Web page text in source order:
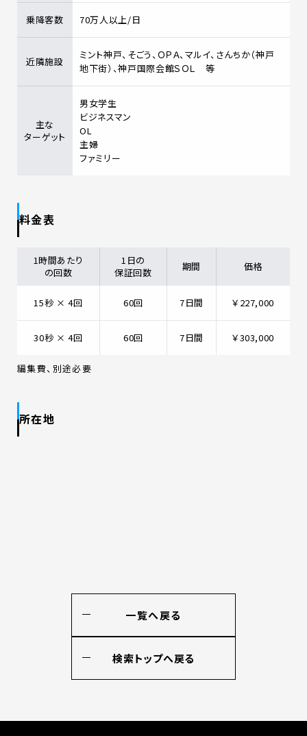
乗降客数 70万人以上/日
近隣施設
ミント神戸、そごう、ＯＰＡ、マルイ、さんちか（神戸
地下街）、神戸国際会館ＳＯＬ 等
主な
ターゲット
男女学生
ビジネスマン
OL
主婦
ファミリー
料金表
1時間あたり
の回数
1日の
保証回数
期間 価格
15秒 × 4回 60回 7日間 ￥227,000
30秒 × 4回 60回 7日間 ￥303,000
編集費、別途必要
所在地
一覧へ戻る
検索トップへ戻る